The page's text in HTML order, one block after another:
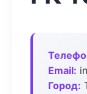
Email:
Город: